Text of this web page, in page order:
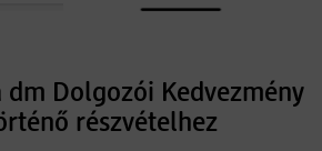
dm Dolgozói Kedvezmény
részvételhez